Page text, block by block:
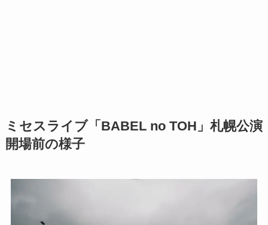
ミセスライブ「BABEL no TOH」札幌公演
開場前の様子